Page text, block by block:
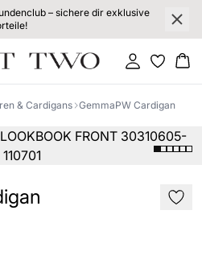
– sichere dir exklusive
Einloggen
& Cardigans GemmaPW Cardigan